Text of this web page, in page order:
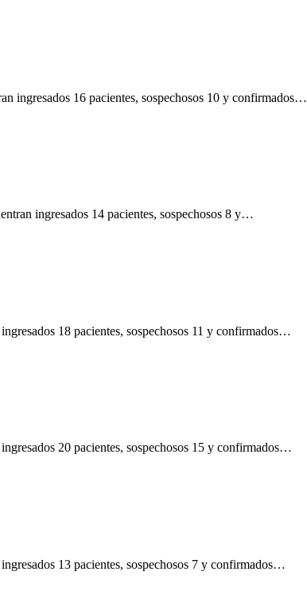
ingresados 16 pacientes, sospechosos 10 y confirmados…
ingresados 14 pacientes, sospechosos 8 y…
18 pacientes, sospechosos 11 y confirmados…
20 pacientes, sospechosos 15 y confirmados…
13 pacientes, sospechosos 7 y confirmados…